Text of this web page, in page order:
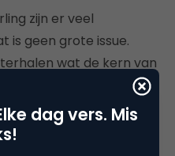
zijn er veel
is geen grote issue.
wat de kern van
in cultuurverschillen. We
van leuk en
dag vers. Mis